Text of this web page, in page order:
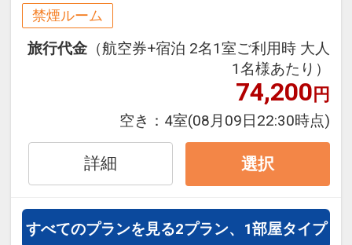
にも最適！
旅行期間中の1泊だけの宿泊や延
泊・飛び泊なども自由自在です。
フライトは、安心のJAL（または
JALグループ）確約！フライトマイ
ル50%貯まります。
通・体験プランなどの追加（同時予
約）が可能なプランもございます。
禁煙ルーム
旅行代金 （航空券+宿泊 2名1室ご利用時 大人
1名様あたり）
74,200円
空き： 4室(08月09日22:30時点)
詳細 選択
すべてのプランを見る2プラン、1部屋タイプ